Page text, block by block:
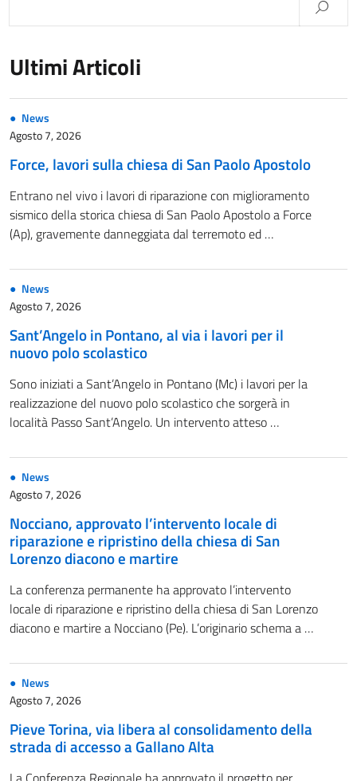
Ultimi Articoli
News
Agosto 7, 2026
Force, lavori sulla chiesa di San Paolo Apostolo
Entrano nel vivo i lavori di riparazione con miglioramento
sismico della storica chiesa di San Paolo Apostolo a Force
(Ap), gravemente danneggiata dal terremoto ed …
News
Agosto 7, 2026
Sant’Angelo in Pontano, al via i lavori per il
nuovo polo scolastico
Sono iniziati a Sant’Angelo in Pontano (Mc) i lavori per la
realizzazione del nuovo polo scolastico che sorgerà in
località Passo Sant’Angelo. Un intervento atteso …
News
Agosto 7, 2026
Nocciano, approvato l’intervento locale di
riparazione e ripristino della chiesa di San
Lorenzo diacono e martire
La conferenza permanente ha approvato l’intervento
locale di riparazione e ripristino della chiesa di San Lorenzo
diacono e martire a Nocciano (Pe). L’originario schema a …
News
Agosto 7, 2026
Pieve Torina, via libera al consolidamento della
strada di accesso a Gallano Alta